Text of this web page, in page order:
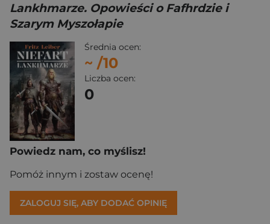
Lankhmarze. Opowieści o Fafhrdzie i
Szarym Myszołapie
Średnia ocen:
~ /10
Liczba ocen:
0
Powiedz nam, co myślisz!
Pomóż innym i zostaw ocenę!
ZALOGUJ SIĘ, ABY DODAĆ OPINIĘ